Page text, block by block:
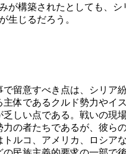
が構築されたとしても、シ
生じるだろう。
留意すべき点は、シリア
主体であるクルド勢力やイ
乏しい点である。戦いの現
力の者たちであるが、彼ら
トルコ、アメリカ、ロシア